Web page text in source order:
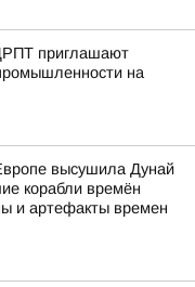
приглашают
на
высушила Дунай
корабли времён
и артефакты времен